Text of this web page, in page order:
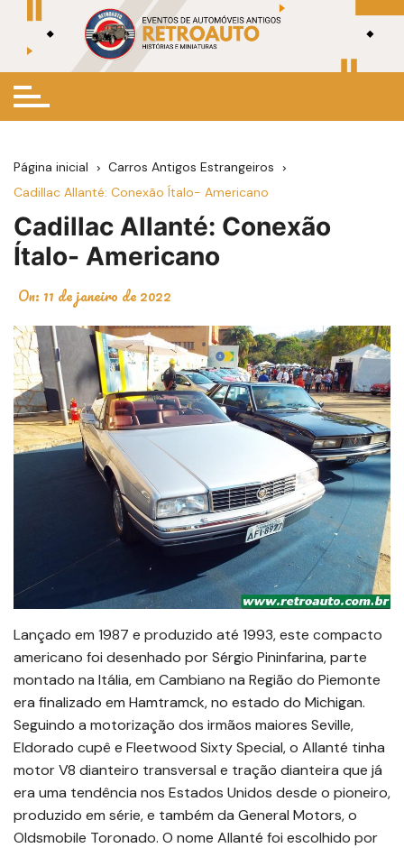
conteúdo
Página inicial
Carros Antigos Estrangeiros
Cadillac Allanté: Conexão Ítalo- Americano
Cadillac Allanté: Conexão
Ítalo- Americano
On: 11 de janeiro de 2022
Lançado em 1987 e produzido até 1993, este compacto
americano foi desenhado por Sérgio Pininfarina, parte
montado na Itália, em Cambiano na Região do Piemonte
era finalizado em Hamtramck, no estado do Michigan.
Seguindo a motorização dos irmãos maiores Seville,
Eldorado cupê e Fleetwood Sixty Special, o Allanté tinha
motor V8 dianteiro transversal e tração dianteira que já
era uma tendência nos Estados Unidos desde o pioneiro,
produzido em série, e também da General Motors, o
Oldsmobile Toronado. O nome Allanté foi escolhido por